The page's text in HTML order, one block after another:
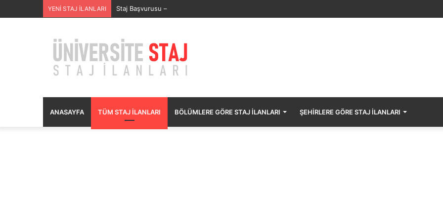
YENİ STAJ İLANLARI SECURITAS GÜVENLİK HİZMETLERİSECURITAS GÜVENLİK HİZMETLERİ Staj Başvurusu – Muhasebe Stajyeri
ANASAYFA TÜM STAJ İLANLARI BÖLÜMLERE GÖRE STAJ İLANLARI ŞEHIRLERE GÖRE STAJ İLANLARI